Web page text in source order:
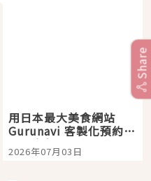
用日本最大美食網站
Gurunavi 客製化預約九
大都市餐廳，打造專屬
美食體驗！
2026年07月03日
Share